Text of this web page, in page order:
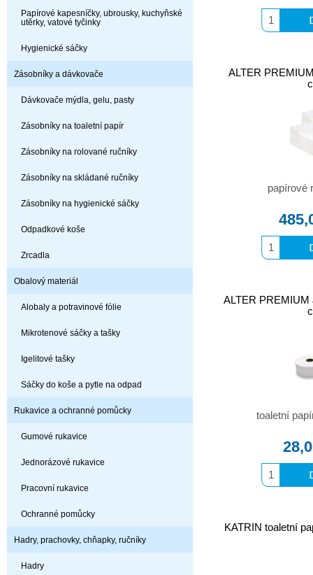
Papírové kapesníčky, ubrousky, kuchyňské
utěrky, vatové tyčinky
Hygienické sáčky
Zásobníky a dávkovače
Dávkovače mýdla, gelu, pasty
Zásobníky na toaletní papír
Zásobníky na rolované ručníky
Zásobníky na skládané ručníky
Zásobníky na hygienické sáčky
Odpadkové koše
Zrcadla
Obalový materiál
Alobaly a potravinové fólie
Mikrotenové sáčky a tašky
Igelitové tašky
Sáčky do koše a pytle na odpad
Rukavice a ochranné pomůcky
Gumové rukavice
Jednorázové rukavice
Pracovní rukavice
Ochranné pomůcky
Hadry, prachovky, chňapky, ručníky
Hadry
ALTER
papírové
ALTER PREMIUM
toaletní
KATRIN toaletní